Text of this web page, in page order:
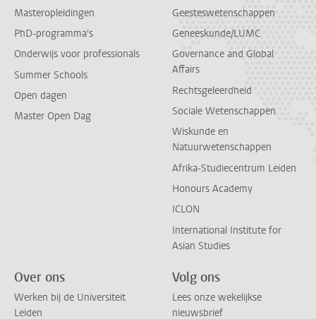
Masteropleidingen
PhD-programma's
Onderwijs voor professionals
Summer Schools
Open dagen
Master Open Dag
Geesteswetenschappen
Geneeskunde/LUMC
Governance and Global
Affairs
Rechtsgeleerdheid
Sociale Wetenschappen
Wiskunde en
Natuurwetenschappen
Afrika-Studiecentrum Leiden
Honours Academy
ICLON
International Institute for
Asian Studies
Over ons
Werken bij de Universiteit
Leiden
Volg ons
Lees onze wekelijkse
nieuwsbrief